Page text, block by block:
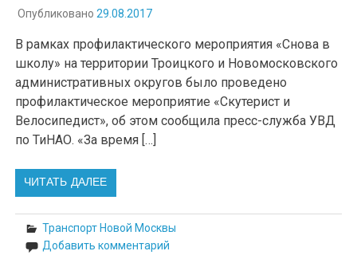
Опубликовано 29.08.2017
В рамках профилактического мероприятия «Снова в
школу» на территории Троицкого и Новомосковского
административных округов было проведено
профилактическое мероприятие «Скутерист и
Велосипедист», об этом сообщила пресс-служба УВД
по ТиНАО. «За время […]
ЧИТАТЬ ДАЛЕЕ
Транспорт Новой Москвы
Добавить комментарий